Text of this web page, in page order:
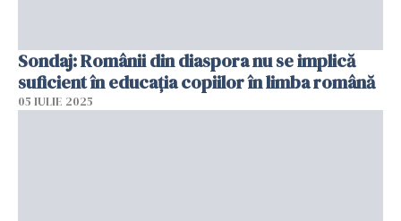
Sondaj: Românii din diaspora nu se implică
suficient în educația copiilor în limba română
05 IULIE 2025